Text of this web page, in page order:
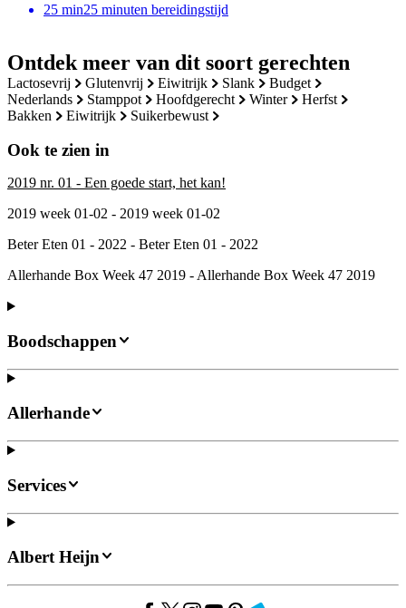
Ontdek meer van dit soort gerechten
lactosevrij glutenvrij eiwitrijk slank
budget
nederlands
stamppot hoofdgerecht winter
herfst
bakken
eiwitrijk suikerbewust
Ook te zien in
2019 nr. 01 - Een goede start, het kan!
2019 week 01-02 - 2019 week 01-02
Beter Eten 01 - 2022 - Beter Eten 01 - 2022
Allerhande Box Week 47 2019 - Allerhande Box Week 47 2019
25 min25 minuten bereidingstijd
Boodschappen
Allerhande
Services
Albert Heijn